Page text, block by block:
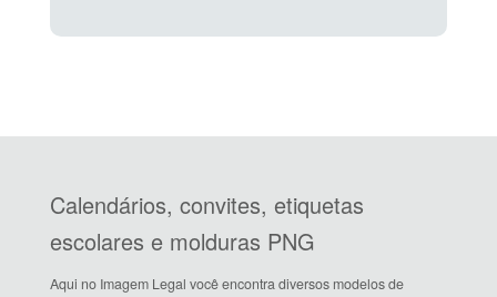
Calendários, convites, etiquetas
escolares e molduras PNG
Aqui no Imagem Legal você encontra diversos modelos de